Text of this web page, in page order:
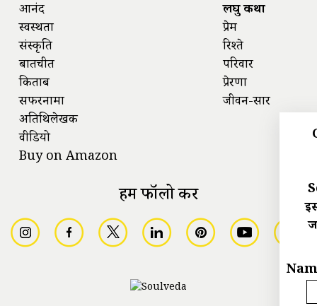
आनंद
स्वस्थता
संस्कृति
बातचीत
किताबें
सफरनामा
अतिथिलेखक
वीडियो
Buy on Amazon
लघु कथा
प्रेम
रिश्ते
परिवार
प्रेरणा
जीवन-सार
हमें फॉलो करें